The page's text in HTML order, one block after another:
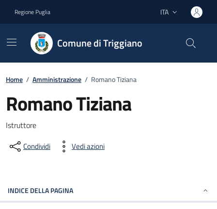
Regione Puglia Lingua attiva:
ITA
Comune di Triggiano
Home / Amministrazione / Romano Tiziana
Romano Tiziana
Dettagli del documento
Istruttore
Condividi Vedi azioni
INDICE DELLA PAGINA